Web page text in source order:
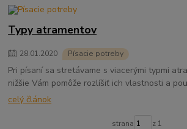
Typy atramentov
28.01.2020 Písacie potreby
Pri písaní sa stretávame s viacerými typmi
nižšie Vám pomôže rozlíšiť ich vlastnosti a
celý článok
strana z 1